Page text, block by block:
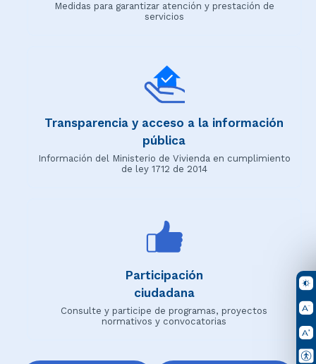
Medidas para garantizar atención y prestación de
servicios
Transparencia y acceso a la información
pública
Información del Ministerio de Vivienda en cumplimiento
de ley 1712 de 2014
Participación
ciudadana
Consulte y participe de programas, proyectos
normativos y convocatorias